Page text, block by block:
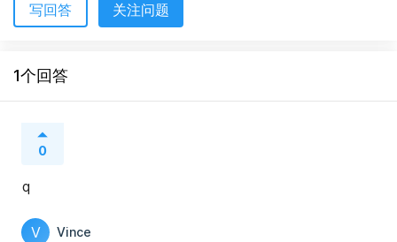
写回答 关注问题
1个回答
0
q
V
Vince